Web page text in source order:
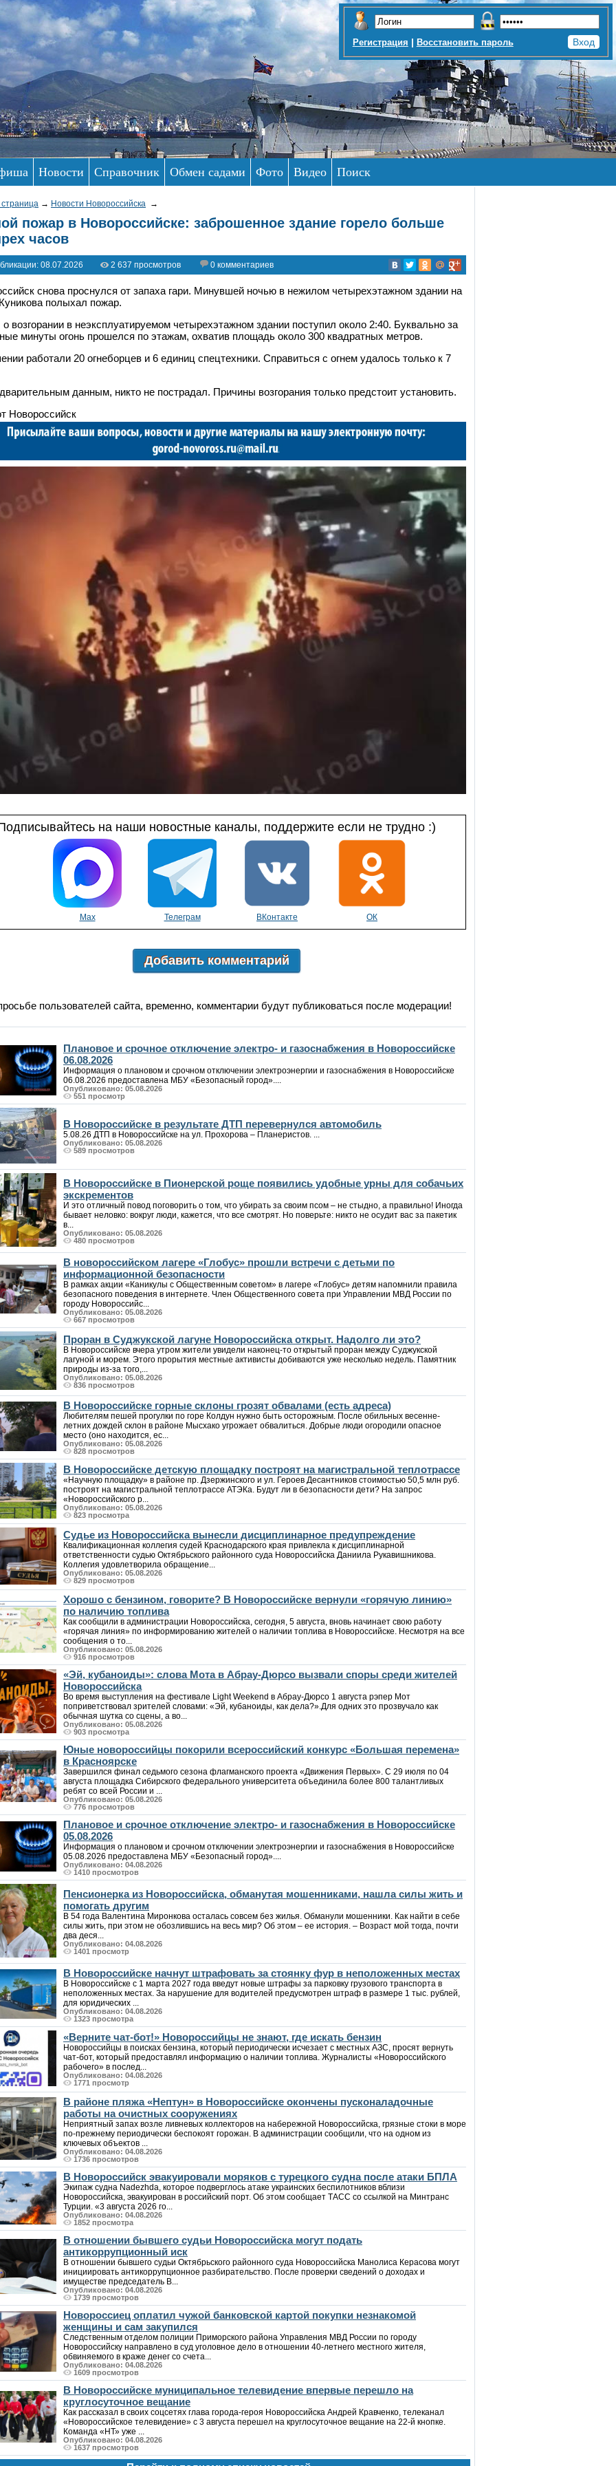
Регистрация | Восстановить пароль
Новости Справочник Обмен садами Фото Видео Поиск
→ Новости Новороссийска →
пожар в Новороссийске: заброшенное здание горело больше
часов
08.07.2026 2 637 просмотров 0 комментариев
снова проснулся от запаха гари. Минувшей ночью в нежилом четырехэтажном здании на
полыхал пожар.
о возгорании в неэксплуатируемом четырехэтажном здании поступил около 2:40. Буквально за
минуты огонь прошелся по этажам, охватив площадь около 300 квадратных метров.
работали 20 огнеборцев и 6 единиц спецтехники. Справиться с огнем удалось только к 7
данным, никто не пострадал. Причины возгорания только предстоит установить.
Новороссийск
на наши новостные каналы, поддержите если не трудно :)
Max Телеграм ВКонтакте ОК
Добавить комментарий
пользователей сайта, временно, комментарии будут публиковаться после модерации!
Плановое и срочное отключение электро- и газоснабжения в Новороссийске
06.08.2026
Информация о плановом и срочном отключении электроэнергии и газоснабжения в Новороссийске
06.08.2026 предоставлена МБУ «Безопасный город»....
Опубликовано: 05.08.2026
551 просмотр
В Новороссийске в результате ДТП перевернулся автомобиль
5.08.26 ДТП в Новороссийске на ул. Прохорова – Планеристов. ...
Опубликовано: 05.08.2026
589 просмотров
В Новороссийске в Пионерской роще появились удобные урны для собачьих
экскрементов
И это отличный повод поговорить о том, что убирать за своим псом – не стыдно, а правильно! Иногда
бывает неловко: вокруг люди, кажется, что все смотрят. Но поверьте: никто не осудит вас за пакетик
в...
Опубликовано: 05.08.2026
480 просмотров
В новороссийском лагере «Глобус» прошли встречи с детьми по
информационной безопасности
В рамках акции «Каникулы с Общественным советом» в лагере «Глобус» детям напомнили правила
безопасного поведения в интернете. Член Общественного совета при Управлении МВД России по
городу Новороссийс...
Опубликовано: 05.08.2026
667 просмотров
Проран в Суджукской лагуне Новороссийска открыт. Надолго ли это?
В Новороссийске вчера утром жители увидели наконец-то открытый проран между Суджукской
лагуной и морем. Этого прорытия местные активисты добиваются уже несколько недель. Памятник
природы из-за того,...
Опубликовано: 05.08.2026
836 просмотров
В Новороссийске горные склоны грозят обвалами (есть адреса)
Любителям пешей прогулки по горе Колдун нужно быть осторожным. После обильных весенне-
летних дождей склон в районе Мысхако угрожает обвалиться. Добрые люди огородили опасное
место (оно находится, ес...
Опубликовано: 05.08.2026
828 просмотров
В Новороссийске детскую площадку построят на магистральной теплотрассе
«Научную площадку» в районе пр. Дзержинского и ул. Героев Десантников стоимостью 50,5 млн руб.
построят на магистральной теплотрассе АТЭКа. Будут ли в безопасности дети? На запрос
«Новороссийского р...
Опубликовано: 05.08.2026
823 просмотра
Судье из Новороссийска вынесли дисциплинарное предупреждение
Квалификационная коллегия судей Краснодарского края привлекла к дисциплинарной
ответственности судью Октябрьского районного суда Новороссийска Даниила Рукавишникова.
Коллегия удовлетворила обращение...
Опубликовано: 05.08.2026
829 просмотров
Хорошо с бензином, говорите? В Новороссийске вернули «горячую линию»
по наличию топлива
Как сообщили в администрации Новороссийска, сегодня, 5 августа, вновь начинает свою работу
«горячая линия» по информированию жителей о наличии топлива в Новороссийске. Несмотря на все
сообщения о то...
Опубликовано: 05.08.2026
916 просмотров
«Эй, кубаноиды»: слова Мота в Абрау-Дюрсо вызвали споры среди жителей
Новороссийска
Во время выступления на фестивале Light Weekend в Абрау-Дюрсо 1 августа рэпер Мот
поприветствовал зрителей словами: «Эй, кубаноиды, как дела?».Для одних это прозвучало как
обычная шутка со сцены, а во...
Опубликовано: 05.08.2026
903 просмотра
Юные новороссийцы покорили всероссийский конкурс «Большая перемена»
в Красноярске
Завершился финал седьмого сезона флагманского проекта «Движения Первых». С 29 июля по 04
августа площадка Сибирского федерального университета объединила более 800 талантливых
ребят со всей России и ...
Опубликовано: 05.08.2026
776 просмотров
Плановое и срочное отключение электро- и газоснабжения в Новороссийске
05.08.2026
Информация о плановом и срочном отключении электроэнергии и газоснабжения в Новороссийске
05.08.2026 предоставлена МБУ «Безопасный город»....
Опубликовано: 04.08.2026
1410 просмотров
Пенсионерка из Новороссийска, обманутая мошенниками, нашла силы жить и
помогать другим
В 54 года Валентина Миронкова осталась совсем без жилья. Обманули мошенники. Как найти в себе
силы жить, при этом не обозлившись на весь мир? Об этом – ее история. – Возраст мой тогда, почти
два деся...
Опубликовано: 04.08.2026
1401 просмотр
В Новороссийске начнут штрафовать за стоянку фур в неположенных местах
В Новороссийске с 1 марта 2027 года введут новые штрафы за парковку грузового транспорта в
неположенных местах. За нарушение для водителей предусмотрен штраф в размере 1 тыс. рублей,
для юридических ...
Опубликовано: 04.08.2026
1323 просмотра
«Верните чат-бот!» Новороссийцы не знают, где искать бензин
Новороссийцы в поисках бензина, который периодически исчезает с местных АЗС, просят вернуть
чат-бот, который предоставлял информацию о наличии топлива. Журналисты «Новороссийского
рабочего» в послед...
Опубликовано: 04.08.2026
1771 просмотр
В районе пляжа «Нептун» в Новороссийске окончены пусконаладочные
работы на очистных сооружениях
Неприятный запах возле ливневых коллекторов на набережной Новороссийска, грязные стоки в море
по-прежнему периодически беспокоят горожан. В администрации сообщили, что на одном из
ключевых объектов ...
Опубликовано: 04.08.2026
1736 просмотров
В Новороссийск эвакуировали моряков с турецкого судна после атаки БПЛА
Экипаж судна Nadezhda, которое подверглось атаке украинских беспилотников вблизи
Новороссийска, эвакуирован в российский порт. Об этом сообщает ТАСС со ссылкой на Минтранс
Турции. «3 августа 2026 го...
Опубликовано: 04.08.2026
1852 просмотра
В отношении бывшего судьи Новороссийска могут подать
антикоррупционный иск
В отношении бывшего судьи Октябрьского районного суда Новороссийска Манолиса Керасова могут
инициировать антикоррупционное разбирательство. После проверки сведений о доходах и
имуществе председатель В...
Опубликовано: 04.08.2026
1739 просмотров
Новороссиец оплатил чужой банковской картой покупки незнакомой
женщины и сам закупился
Следственным отделом полиции Приморского района Управления МВД России по городу
Новороссийску направлено в суд уголовное дело в отношении 40-летнего местного жителя,
обвиняемого в краже денег со счета...
Опубликовано: 04.08.2026
1609 просмотров
В Новороссийске муниципальное телевидение впервые перешло на
круглосуточное вещание
Как рассказал в своих соцсетях глава города-героя Новороссийска Андрей Кравченко, телеканал
«Новороссийское телевидение» с 3 августа перешел на круглосуточное вещание на 22-й кнопке.
Команда «НТ» уже ...
Опубликовано: 04.08.2026
1637 просмотров